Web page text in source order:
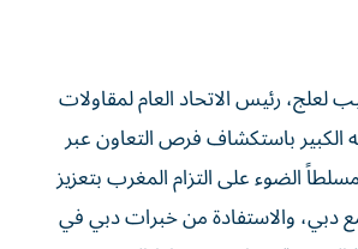
رئيس الاتحاد العام لمقاولات
الكبير باستكشاف فرص التعاون عبر
الضوء على التزام المغرب بتعزيز
مع دبي، والاستفادة من خبرات دبي في